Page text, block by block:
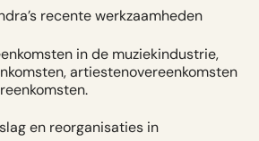
recente werkzaamheden
in de muziekindustrie,
artiestenovereenkomsten
en reorganisaties in